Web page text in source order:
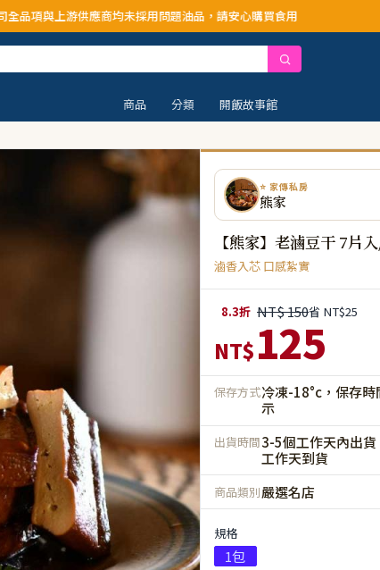
均未採用問題油品，請安心購買食用
商品 分類 開飯故事館
⭐ 家傳私房
熊家
【熊家】老滷豆干 7片
滷香入芯 口感紮實
8.3折 NT$ 150省 NT$25
NT$125
保存方式冷凍-18°c，保存時
示
出貨時間3-5個工作天內出
工作天到貨
商品類別嚴選名店
規格
1包